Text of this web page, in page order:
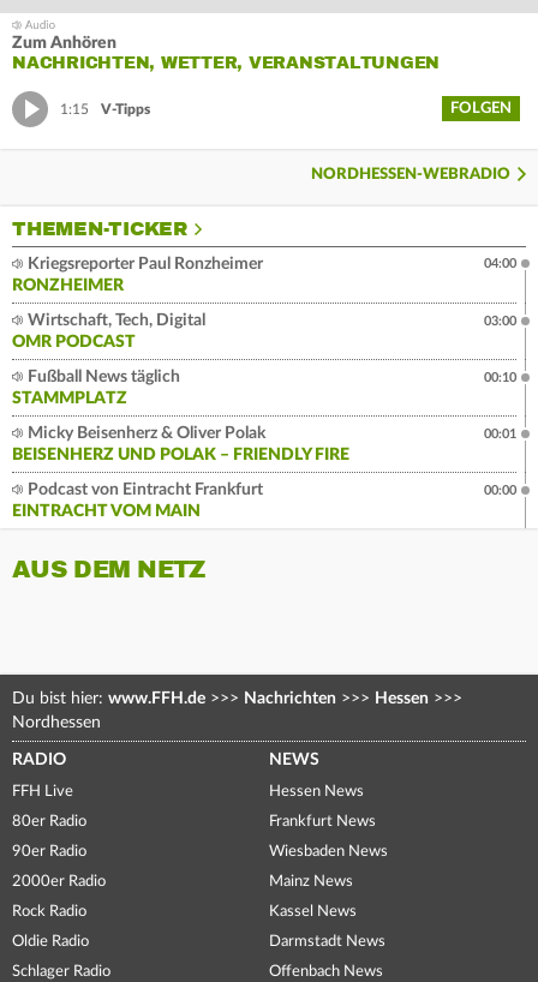
Zum Anhören
NACHRICHTEN, WETTER, VERANSTALTUNGEN
1:15 V-Tipps FOLGEN
NORDHESSEN-WEBRADIO
THEMEN-TICKER
Kriegsreporter Paul Ronzheimer
RONZHEIMER
04:00
Wirtschaft, Tech, Digital
OMR PODCAST
03:00
Fußball News täglich
STAMMPLATZ
00:10
Micky Beisenherz & Oliver Polak
BEISENHERZ UND POLAK – FRIENDLY FIRE
00:01
Podcast von Eintracht Frankfurt
EINTRACHT VOM MAIN
00:00
AUS DEM NETZ
Du bist hier: www.FFH.de >>> Nachrichten >>> Hessen >>>
Nordhessen
RADIO
FFH Live
80er Radio
90er Radio
2000er Radio
Rock Radio
Oldie Radio
Schlager Radio
NEWS
Hessen News
Frankfurt News
Wiesbaden News
Mainz News
Kassel News
Darmstadt News
Offenbach News